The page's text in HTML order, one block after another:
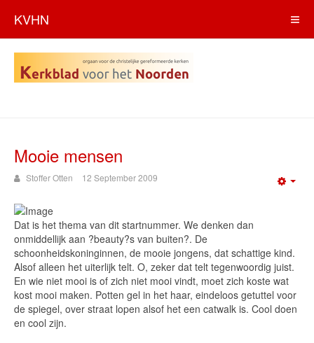
KVHN
Mooie mensen
Stoffer Otten 12 September 2009
Dat is het thema van dit startnummer. We denken dan
onmiddellijk aan ?beauty?s van buiten?. De
schoonheidskoninginnen, de mooie jongens, dat schattige kind.
Alsof alleen het uiterlijk telt. O, zeker dat telt tegenwoordig juist.
En wie niet mooi is of zich niet mooi vindt, moet zich koste wat
kost mooi maken. Potten gel in het haar, eindeloos getuttel voor
de spiegel, over straat lopen alsof het een catwalk is. Cool doen
en cool zijn.